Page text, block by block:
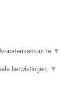
te ▼
betwistingen, ▼